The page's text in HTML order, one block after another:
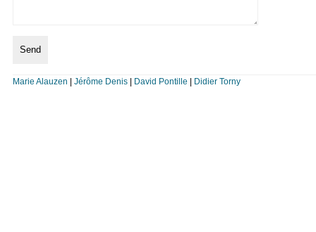
Marie Alauzen Jérôme Denis| David Pontille Didier Torny